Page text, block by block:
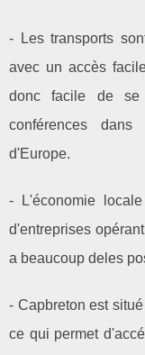
- Les transports
avec un accès
donc facile de
conférences
d'Europe.
- L'économie
d'entreprises
a beaucoup deles
- Capbreton est
ce qui permet